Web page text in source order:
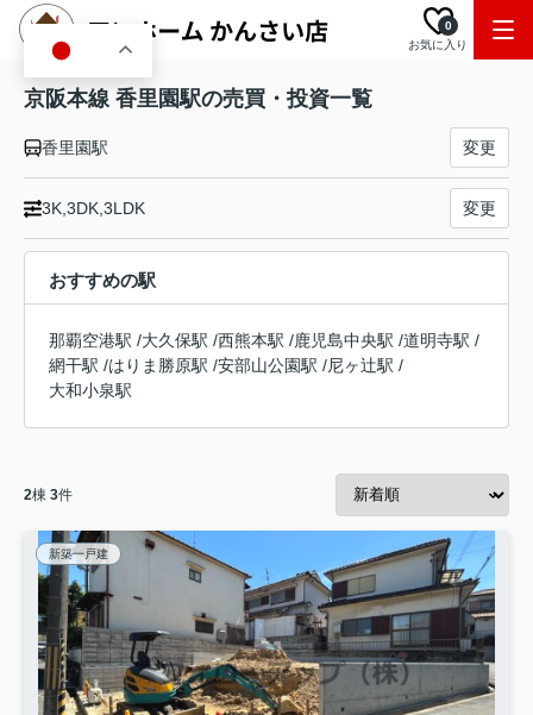
お気に入り
0
京阪本線 香里園駅の売買・投資一覧
香里園駅 変更
3K,3DK,3LDK 変更
おすすめの駅
那覇空港駅 /大久保駅 /西熊本駅 /鹿児島中央駅 /道明寺駅 /
網干駅 /はりま勝原駅 /安部山公園駅 /尼ヶ辻駅 /
大和小泉駅
2棟 3件
新築一戸建